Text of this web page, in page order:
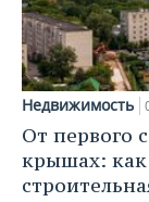
Недвижимость
От первого
крышах: как